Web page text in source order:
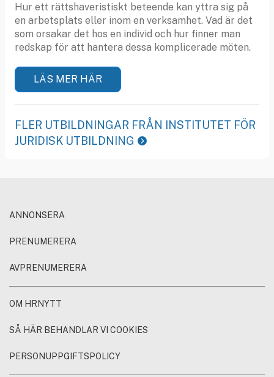
Hur ett rättshaveristiskt beteende kan yttra sig på
en arbetsplats eller inom en verksamhet. Vad är det
som orsakar det hos en individ och hur finner man
redskap för att hantera dessa komplicerade möten.
LÄS MER HÄR
FLER UTBILDNINGAR FRÅN INSTITUTET FÖR
JURIDISK UTBILDNING
ANNONSERA
PRENUMERERA
AVPRENUMERERA
OM HRNYTT
SÅ HÄR BEHANDLAR VI COOKIES
PERSONUPPGIFTSPOLICY